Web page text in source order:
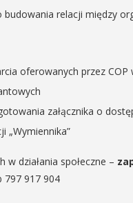
relacji między
oferowanych przez COP
załącznika o
„Wymiennika”
działania społeczne –
797 917 904